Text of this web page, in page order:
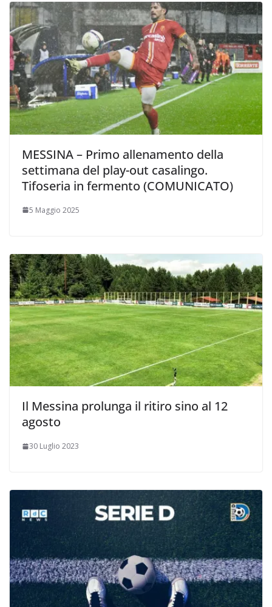
MESSINA – Primo allenamento della
settimana del play-out casalingo.
Tifoseria in fermento (COMUNICATO)
5 Maggio 2025
Il Messina prolunga il ritiro sino al 12
agosto
30 Luglio 2023